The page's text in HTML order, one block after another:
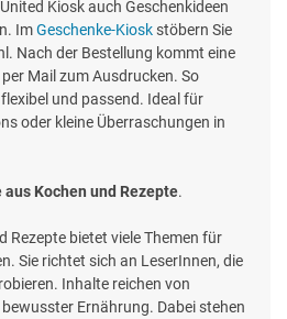
Kiosk auch Geschenkideen
ImGeschenke-Kiosk stöbern Sie
Nach der Bestellung kommt eine
Mail zum Ausdrucken. So
und passend. Ideal für
oder kleine Überraschungen in
Kochen und Rezepte.
Rezepte bietet viele Themen für
Sie richtet sich an LeserInnen, die
Inhalte reichen von
Ernährung. Dabei stehen